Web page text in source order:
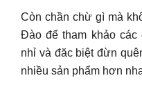
Còn chần chừ gì mà
Đào để tham khảo các
nhỉ và đăc biệt đừn
nhiều sản phẩm hơn